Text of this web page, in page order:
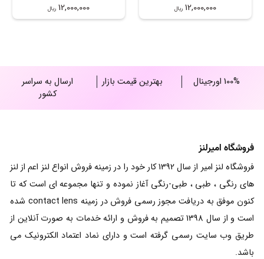
12,000,000 ریال 12,000,000 ریال
100% اورجینال بهترین قیمت بازار
ارسال به سراسر
کشور
فروشگاه امیرلنز
فروشگاه لنز امیر از سال 1392 کار خود را در زمینه فروش انواع لنز اعم از لنز
های رنگی ، طبی ، طبی-رنگی آغاز نموده و تنها مجموعه ای است که تا
کنون موفق به دریافت مجوز رسمی فروش در زمینه contact lens شده
است و از سال 1398 تصمیم به فروش و ارائه خدمات به صورت آنلاین از
طریق وب سایت رسمی گرفته است و دارای نماد اعتماد الکترونیک می
باشد.